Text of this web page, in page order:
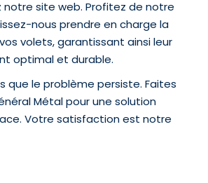
notre site web. Profitez de notre
nous prendre en charge la
volets, garantissant ainsi leur
optimal et durable.
que le problème persiste. Faites
Métal pour une solution
Votre satisfaction est notre